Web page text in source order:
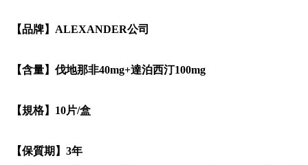
【品牌】ALEXANDER公司
【含量】伐地那非40mg+達泊西汀100mg
【規格】10片/盒
【保質期】3年